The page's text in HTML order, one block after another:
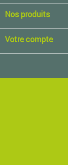
Nos produits
Votre compte